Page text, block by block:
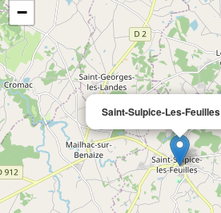
Saint-Sulpice-Les-Feuilles
−